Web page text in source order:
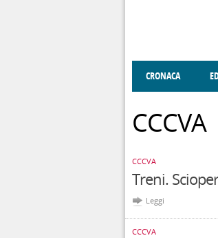
CRONACA
CCCVA
CCCVA
Treni.
Leggi
CCCVA